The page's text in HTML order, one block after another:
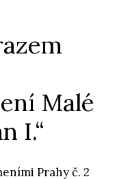
Malé
I.“
Prahy č. 2